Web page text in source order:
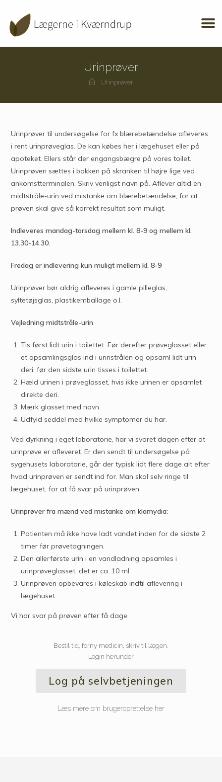
Urinprøver
Urinprøver
Urinprøver til undersøgelse for fx blærebetændelse afleveres
i rent urinprøveglas. De kan købes her i lægehuset eller på
apoteket. Ellers står der engangsbægre på vores toilet.
Urinprøven sættes i bakken på skranken til højre lige ved
ankomstterminalen. Skriv venligst navn på. Aflever altid en
midtstråle-urin ved mistanke om blærebetændelse, for at
prøven skal give så korrekt resultat som muligt.
Indleveres mandag-torsdag mellem kl. 8-9 og mellem kl.
13.30-14.30.
Fredag er indlevering kun muligt mellem kl. 8-9
Urinprøver bør aldrig afleveres i gamle pilleglas,
syltetøjsglas, plastikemballage o.l.
Vejledning midtstråle-urin
Tis først lidt urin i toilettet. Før derefter prøveglasset eller
et opsamlingsglas ind i urinstrålen og opsaml lidt urin
deri, før den sidste urin tisses i toilettet.
Hæld urinen i prøveglasset, hvis ikke urinen er opsamlet
direkte deri.
Mærk glasset med navn.
Udfyld seddel med hvilke symptomer du har.
Ved dyrkning i eget laboratorie, har vi svaret dagen efter at
urinprøve er afleveret. Er den sendt til undersøgelse på
sygehusets laboratorie, går der typisk lidt flere dage alt efter
hvad urinprøven er sendt ind for. Man skal selv ringe til
lægehuset, for at få svar på urinprøven.
Urinprøver fra mænd ved mistanke om klamydia:
Patienten må ikke have ladt vandet inden for de sidste 2
timer før prøvetagningen.
Den allerførste urin i en vandladning opsamles i
urinprøveglasset, det er ca. 10 ml
Urinprøven opbevares i køleskab indtil aflevering i
lægehuset.
Vi har svar på prøven efter få dage.
Bestil tid, forny medicin, skriv til lægen.
Login herunder
Log på selvbetjeningen
Læs mere om brugeroprettelse her